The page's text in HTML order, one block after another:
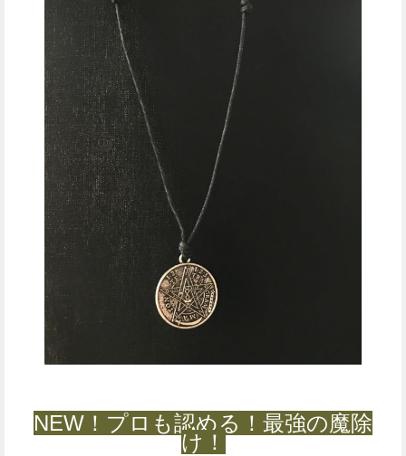
NEW！プロも認める！最強の魔除
け！